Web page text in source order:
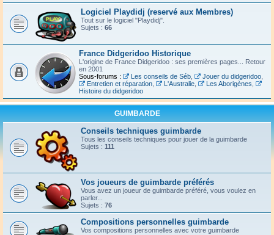
Logiciel Playdidj (reservé aux Membres)
Tout sur le logiciel "Playdidj".
Sujets : 66
France Didgeridoo Historique
L'origine de France Didgeridoo : ses premières pages... Retour
en 2001
Sous-forums :
Les conseils de Séb, Jouer du didgeridoo,
Entretien et réparation, L'Australie, Les Aborigènes
Histoire du didgeridoo
GUIMBARDE
Conseils techniques guimbarde
Tous les conseils techniques pour jouer de la guimbarde
Sujets : 111
Vos joueurs de guimbarde préférés
Vous avez un joueur de guimbarde préféré, vous voulez en
parler...
Sujets : 76
Compositions personnelles guimbarde
Vos compositions personnelles avec votre guimbarde